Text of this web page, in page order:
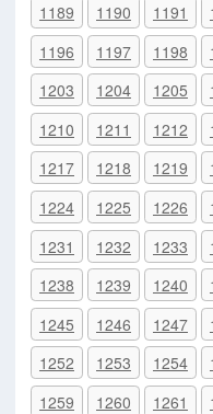
1189
1190 1191
1196
1197 1198
1203
1204 1205
1210
1211 1212
1217
1218 1219
1224
1225 1226
1231
1232 1233
1238
1239 1240
1245
1246 1247
1252
1253 1254
1259
1260 1261